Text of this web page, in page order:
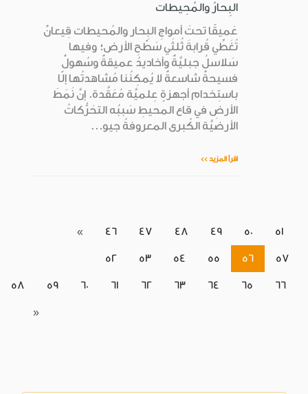
البِحارُ والمُحِيطات
عَميقًا تحتَ أمواجِ البِحار والمُحيطات قِيعانٌ
تُغَطِّي قُرابةَ ثُلثَي سَطْحِ الأرض؛ وفيها
سَلاسلُ جبليَّةٌ وأخاديدُ عميقةٌ وسُهولٌ
فسيحةٌ شاسعةٌ لا يُمكِنُنا مُشاهدتُها إلّا
باستِخدام أجهزةٍ عِلميَّة مُعَقَّدة. إنَّ نَمَطَ
الأرضِ في قاع المحيطِ سَببُه التحَرُّكاتُ
الأرضيَّة الكُبرى المعروفةُ جيو...
اقرأ المزيد >>
« 46 47 48 49 50 51
52 53 54 55 56 57
58 59 60 61 62 63 64 65 66
»